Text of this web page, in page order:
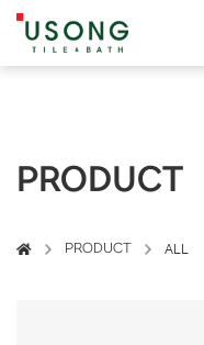
유송타일 & 바스
PRODUCT
PRODUCT ALL